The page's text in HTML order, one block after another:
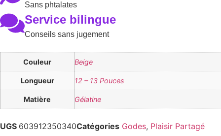
Sans phtalates
Service bilingue
Conseils sans jugement
Couleur Beige
Longueur 12 – 13 Pouces
Matière Gélatine
UGS 603912350340Catégories Godes, Plaisir Partagé